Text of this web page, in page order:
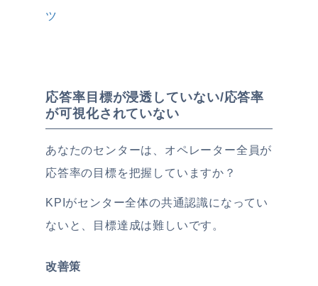
ツ
応答率目標が浸透していない/応答率
が可視化されていない
あなたのセンターは、オペレーター全員が
応答率の目標を把握していますか？
KPIがセンター全体の共通認識になってい
ないと、目標達成は難しいです。
改善策